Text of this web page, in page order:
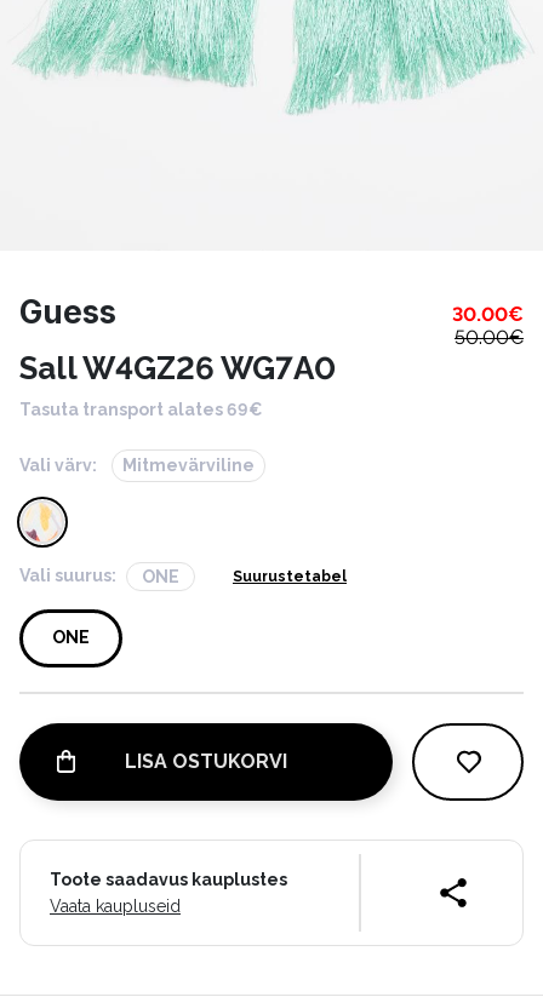
Guess 30.00€
50.00€
Sall W4GZ26 WG7A0
Tasuta transport alates 69€
Vali värv: Mitmevärviline
Vali suurus: ONE Suurustetabel
ONE
LISA OSTUKORVI
Toote saadavus kauplustes
Vaata kaupluseid